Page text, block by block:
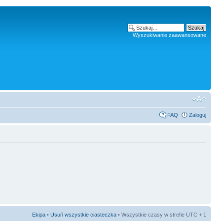
Wyszukiwanie zaawansowane
FAQ Zaloguj
Ekipa • Usuń wszystkie ciasteczka • Wszystkie czasy w strefie UTC + 1